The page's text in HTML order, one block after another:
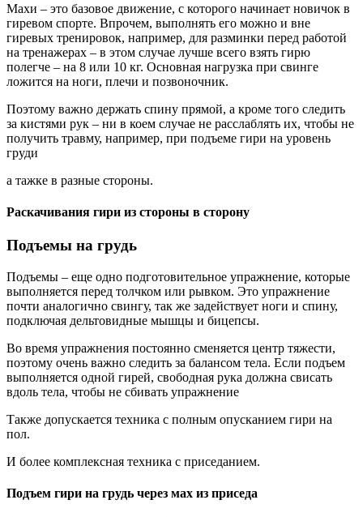
Махи – это базовое движение, с которого начинает новичок в
гиревом спорте. Впрочем, выполнять его можно и вне
гиревых тренировок, например, для разминки перед работой
на тренажерах – в этом случае лучше всего взять гирю
полегче – на 8 или 10 кг. Основная нагрузка при свинге
ложится на ноги, плечи и позвоночник.
Поэтому важно держать спину прямой, а кроме того следить
за кистями рук – ни в коем случае не расслаблять их, чтобы не
получить травму, например, при подъеме гири на уровень
груди
а тажке в разные стороны.
Раскачивания гири из стороны в сторону
Подъемы на грудь
Подъемы – еще одно подготовительное упражнение, которые
выполняется перед толчком или рывком. Это упражнение
почти аналогично свингу, так же задействует ноги и спину,
подключая дельтовидные мышцы и бицепсы.
Во время упражнения постоянно сме­няется центр тяжести,
поэтому очень важно следить за балансом тела. Если подъем
выполняется одной гирей, свободная рука должна свисать
вдоль тела, чтобы не сбивать упражнение
Также допускается техника с полным опусканием гири на
пол.
И более комплексная техника с приседанием.
Подъем гири на грудь через мах из приседа